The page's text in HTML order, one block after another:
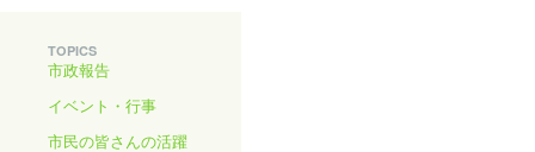
TOPICS
市政報告
イベント・行事
市民の皆さんの活躍